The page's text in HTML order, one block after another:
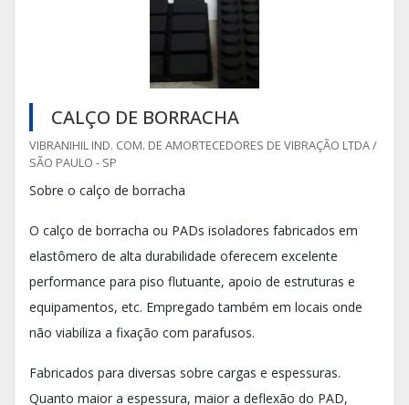
CALÇO DE BORRACHA
VIBRANIHIL IND. COM. DE AMORTECEDORES DE VIBRAÇÃO LTDA /
SÃO PAULO - SP
Sobre o calço de borracha
O calço de borracha ou PADs isoladores fabricados em
elastômero de alta durabilidade oferecem excelente
performance para piso flutuante, apoio de estruturas e
equipamentos, etc. Empregado também em locais onde
não viabiliza a fixação com parafusos.
Fabricados para diversas sobre cargas e espessuras.
Quanto maior a espessura, maior a deflexão do PAD,